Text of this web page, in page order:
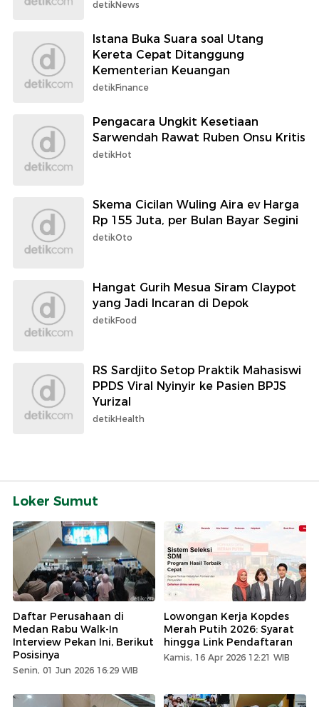
detikNews
Istana Buka Suara soal Utang
Kereta Cepat Ditanggung
Kementerian Keuangan
detikFinance
Pengacara Ungkit Kesetiaan
Sarwendah Rawat Ruben Onsu Kritis
detikHot
Skema Cicilan Wuling Aira ev Harga
Rp 155 Juta, per Bulan Bayar Segini
detikOto
Hangat Gurih Mesua Siram Claypot
yang Jadi Incaran di Depok
detikFood
RS Sardjito Setop Praktik Mahasiswi
PPDS Viral Nyinyir ke Pasien BPJS
Yurizal
detikHealth
Loker Sumut
Daftar Perusahaan di
Medan Rabu Walk-In
Interview Pekan Ini, Berikut
Posisinya
Senin, 01 Jun 2026 16:29 WIB
Lowongan Kerja Kopdes
Merah Putih 2026: Syarat
hingga Link Pendaftaran
Kamis, 16 Apr 2026 12:21 WIB